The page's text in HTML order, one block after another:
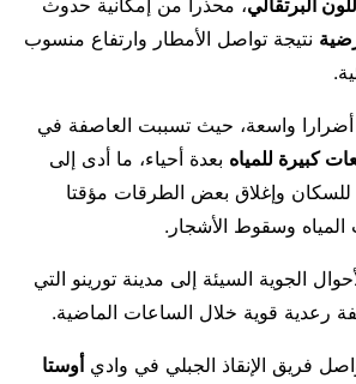
نتيجة تواصل الأمطار وارتفاع منسوب
أضرارا واسعة، حيث تسببت العاصفة في
كبيرة للمياه بعدة أحياء، ما أدى إلى
للسكان وإغلاق بعض الطرقات مؤقتا
وسقوط الأشجار.
الجوية السيئة إلى مدينة تورينو التي
رعدية قوية خلال الساعات الماضية.
فريق الإنقاذ الجبلي في واديأوستا